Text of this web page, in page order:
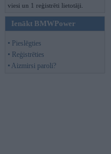
viesi un 1 reģistrēti lietotāji.
Ienākt BMWPower
• Pieslēgties
• Reģistrēties
• Aizmirsi paroli?